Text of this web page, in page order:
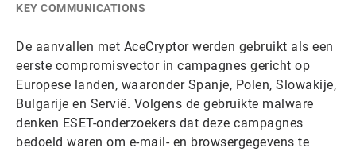
KEY COMMUNICATIONS
De aanvallen met AceCryptor werden gebruikt als een
eerste compromisvector in campagnes gericht op
Europese landen, waaronder Spanje, Polen, Slowakije,
Bulgarije en Servië. Volgens de gebruikte malware
denken ESET-onderzoekers dat deze campagnes
bedoeld waren om e-mail- en browsergegevens te